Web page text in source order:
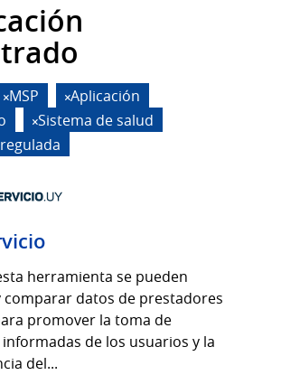
MSP
Aplicación
Sistema de salud
herramienta se pueden
comparar datos de prestadores
promover la toma de
de los usuarios y la
del...